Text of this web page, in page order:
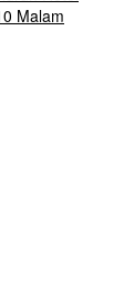
Malam